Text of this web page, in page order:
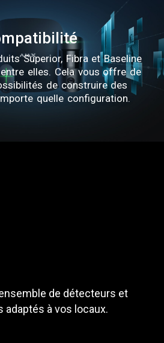
Superior, Fibra et Baseline
elles. Cela vous offre de
de construire des
quelle configuration.
de détecteurs et
adaptés à vos locaux.